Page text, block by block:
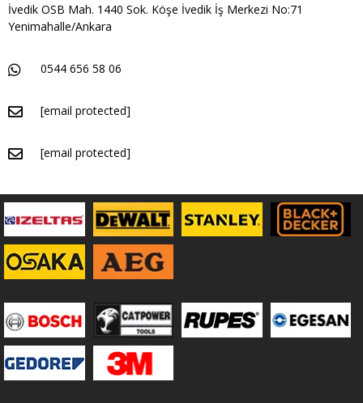
İvedik OSB Mah. 1440 Sok. Köşe İvedik İş Merkezi No:71
Yenimahalle/Ankara
0544 656 58 06
[email protected]
[email protected]